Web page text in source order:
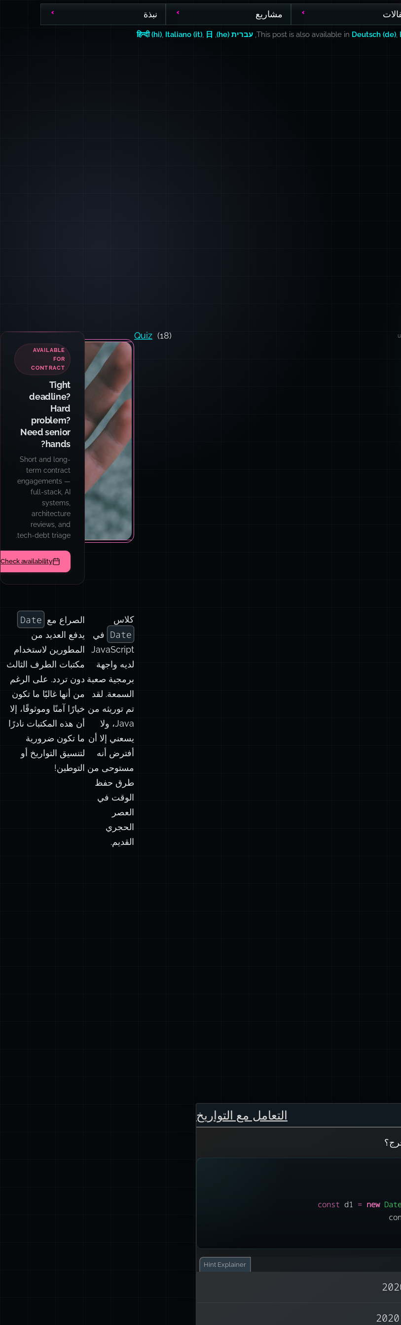
مشاريع نبذة
This post is also available in Deutsch (de) עברית (he) हिन्दी (hi) Italiano (it)
日
Quiz (18)
TEAM
TRAINING
Want your
team and
agents
writing code
like I do?
Hands-on
workshops for
engineering
teams: AI
patterns, prompt
engineering,
TypeScript,
async
architecture, and
code quality
a team session
كلاس
Date في
JavaScript
لديه واجهة
برمجية صعبة
السمعة. لقد
تم توريثه من
Java، ولا
يسعني إلا أن
أفترض أنه
مستوحى من
طرق حفظ
الوقت في
العصر
الحجري
الصراع مع Date
يدفع العديد من
المطورين لاستخدام
مكتبات الطرف الثالث
دون تردد. على الرغم
من أنها غالبًا ما تكون
خيارًا آمنًا وموثوقًا، إلا
أن هذه المكتبات نادرًا
ما تكون ضرورية
لتنسيق التواريخ أو
التعامل مع التواريخ
Date